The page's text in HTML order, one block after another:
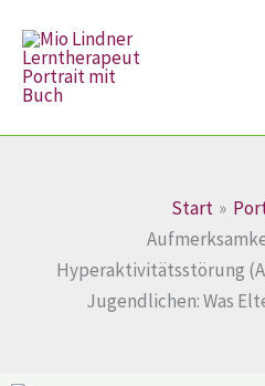
Inhalt
springen
Start
Hyperaktivitätsstörung
Jugendlichen: Was